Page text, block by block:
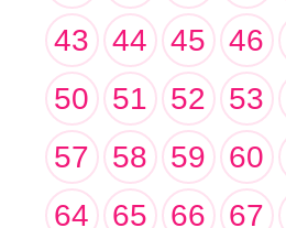
43
44 45 46
50
51 52 53
57
58 59 60
64
65 66 67